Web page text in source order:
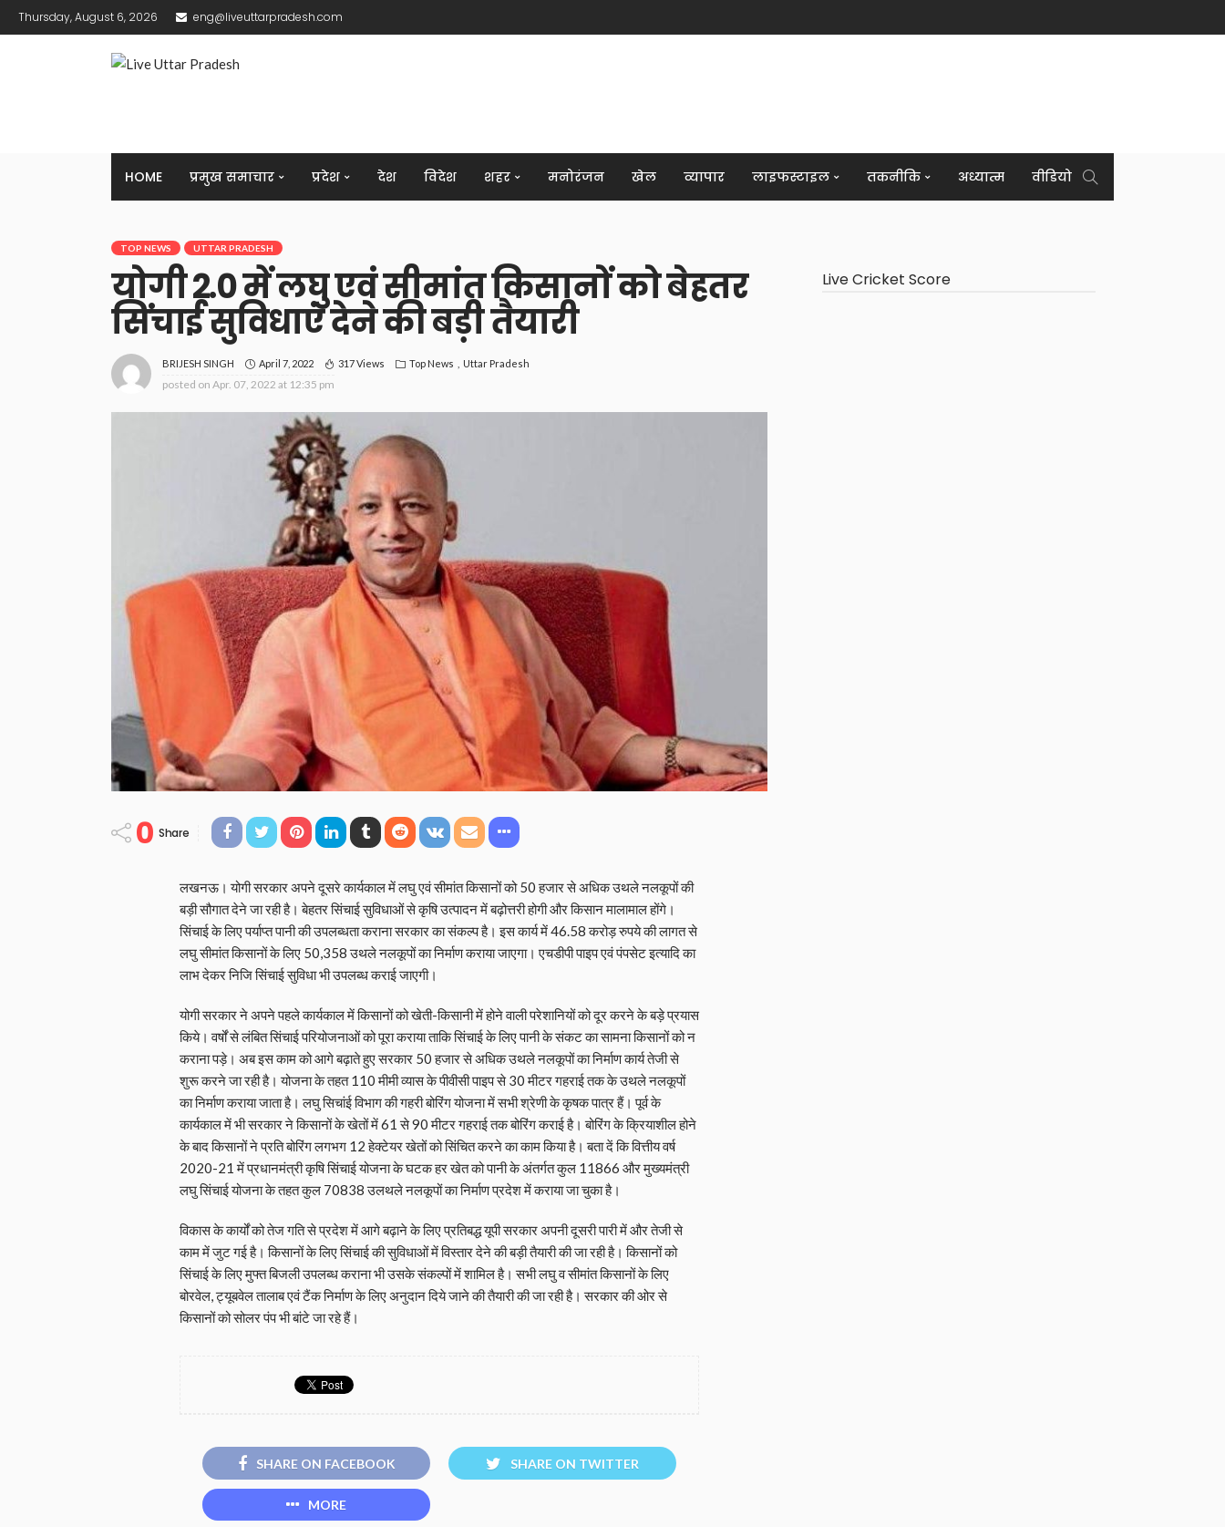
Thursday, August 6, 2026 eng@liveuttarpradesh.com
HOME प्रमुख समाचार प्रदेश देश विदेश शहर मनोरंजन खेल व्यापार लाइफस्टाइल तकनीकि अध्यात्म वीडियो
TOP NEWS UTTAR PRADESH
योगी 2.0 में लघु एवं सीमांत किसानों को बेहतर
सिंचाई सुविधाएं देने की बड़ी तैयारी
BRIJESH SINGH April 7, 2022 317 Views Top News Uttar Pradesh
posted on Apr. 07, 2022 at 12:35 pm
0 Share
लखनऊ। योगी सरकार अपने दूसरे कार्यकाल में लघु एवं सीमांत किसानों को 50 हजार से अधिक उथले नलकूपों की
बड़ी सौगात देने जा रही है। बेहतर सिंचाई सुविधाओं से कृषि उत्पादन में बढ़ोत्तरी होगी और किसान मालामाल होंगे।
सिंचाई के लिए पर्याप्त पानी की उपलब्धता कराना सरकार का संकल्प है। इस कार्य में 46.58 करोड़ रुपये की लागत से
लघु सीमांत किसानों के लिए 50,358 उथले नलकूपों का निर्माण कराया जाएगा। एचडीपी पाइप एवं पंपसेट इत्यादि का
लाभ देकर निजि सिंचाई सुविधा भी उपलब्ध कराई जाएगी।
योगी सरकार ने अपने पहले कार्यकाल में किसानों को खेती-किसानी में होने वाली परेशानियों को दूर करने के बड़े प्रयास
किये। वर्षों से लंबित सिंचाई परियोजनाओं को पूरा कराया ताकि सिंचाई के लिए पानी के संकट का सामना किसानों को न
कराना पड़े। अब इस काम को आगे बढ़ाते हुए सरकार 50 हजार से अधिक उथले नलकूपों का निर्माण कार्य तेजी से
शुरू करने जा रही है। योजना के तहत 110 मीमी व्यास के पीवीसी पाइप से 30 मीटर गहराई तक के उथले नलकूपों
का निर्माण कराया जाता है। लघु सिचांई विभाग की गहरी बोरिंग योजना में सभी श्रेणी के कृषक पात्र हैं। पूर्व के
कार्यकाल में भी सरकार ने किसानों के खेतों में 61 से 90 मीटर गहराई तक बोरिंग कराई है। बोरिंग के क्रियाशील होने
के बाद किसानों ने प्रति बोरिंग लगभग 12 हेक्टेयर खेतों को सिंचित करने का काम किया है। बता दें कि वित्तीय वर्ष
2020-21 में प्रधानमंत्री कृषि सिंचाई योजना के घटक हर खेत को पानी के अंतर्गत कुल 11866 और मुख्यमंत्री
लघु सिंचाई योजना के तहत कुल 70838 उलथले नलकूपों का निर्माण प्रदेश में कराया जा चुका है।
विकास के कार्यों को तेज गति से प्रदेश में आगे बढ़ाने के लिए प्रतिबद्ध यूपी सरकार अपनी दूसरी पारी में और तेजी से
काम में जुट गई है। किसानों के लिए सिंचाई की सुविधाओं में विस्तार देने की बड़ी तैयारी की जा रही है। किसानों को
सिंचाई के लिए मुफ्त बिजली उपलब्ध कराना भी उसके संकल्पों में शामिल है। सभी लघु व सीमांत किसानों के लिए
बोरवेल, ट्यूबवेल तालाब एवं टैंक निर्माण के लिए अनुदान दिये जाने की तैयारी की जा रही है। सरकार की ओर से
किसानों को सोलर पंप भी बांटे जा रहे हैं।
SHARE ON FACEBOOK SHARE ON TWITTER
MORE
Live Cricket Score